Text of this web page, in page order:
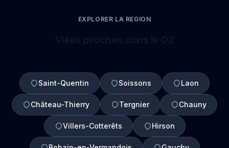
EXPLORER LA REGION
Saint-Quentin Soissons Laon
Château-Thierry Tergnier Chauny
Villers-Cotterêts Hirson